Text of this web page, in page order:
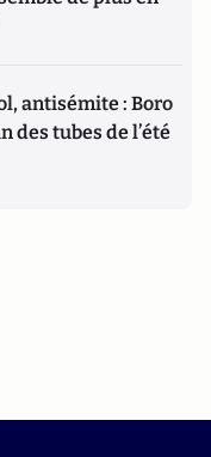
antisémite : Boro
des tubes de l’été